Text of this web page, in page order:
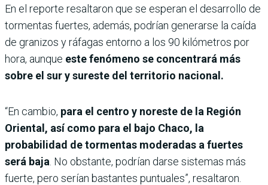
En el reporte resaltaron que se esperan el desarrollo de
tormentas fuertes, además, podrían generarse la caída
de granizos y ráfagas entorno a los 90 kilómetros por
hora, aunque este fenómeno se concentrará más
sobre el sur y sureste del territorio nacional.
“En cambio, para el centro y noreste de la Región
Oriental, así como para el bajo Chaco, la
probabilidad de tormentas moderadas a fuertes
será baja . No obstante, podrían darse sistemas más
fuerte, pero serían bastantes puntuales”, resaltaron.